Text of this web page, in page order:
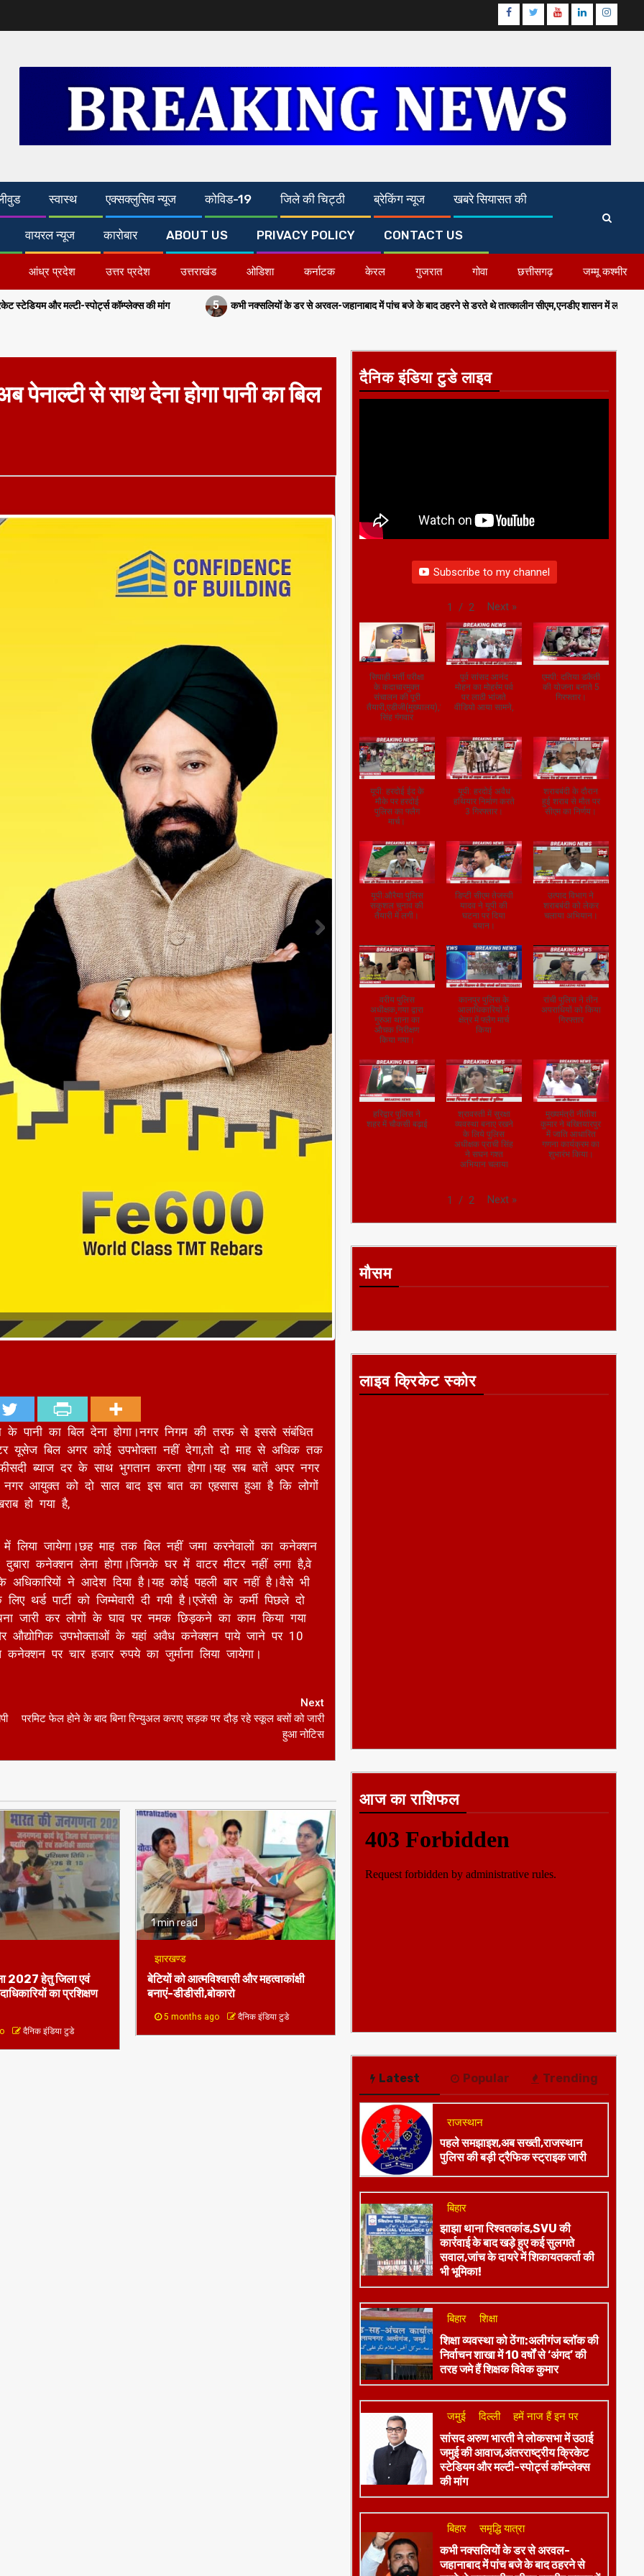
Facebook
TwitterYoutubeLinkedin
स्वास्थ एक्सक्लुसिव न्यूज कोविड-19 जिले की चिट्ठी ब्रेकिंग न्यूज खबरे सियासत की
वायरल न्यूज कारोबार ABOUT US PRIVACY POLICY CONTACT US
आंध्र प्रदेश उत्तर प्रदेश उत्तराखंड ओडिशा कर्नाटक केरल गुजरात गोवा छत्तीसगढ़ जम्मू कश्मीर
कॉम्प्लेक्स की मांग 5 कभी नक्सलियों के डर से अरवल-जहानाबाद में पांच बजे के बाद ठहरने से डरते थे तात्कालीन सीएम,एनडीए शासन में लाल सलाम का हुआ अंत-
पेनाल्टी से साथ देना होगा पानी का बिल
यूसेज बिल अगर कोई उपभोक्ता नहीं देगा,तो दो माह से अधिक तक
ब्याज दर के साथ भुगतान करना होगा।यह सब बातें अपर नगर
आयुक्त को दो साल बाद इस बात का एहसास हुआ है कि लोगों
हो गया है,
जायेगा।छह माह तक बिल नहीं जमा करनेवालों का कनेक्शन
अधिकारियों ने आदेश दिया है।यह कोई पहली बार नहीं है।वैसे भी
पार्टी को जिम्मेवारी दी गयी है।एजेंसी के कर्मी पिछले दो
जारी कर लोगों के घाव पर नमक छिड़कने का काम किया गया
औद्योगिक उपभोक्ताओं के यहां अवैध कनेक्शन पाये जाने पर 10
पर चार हजार रुपये का जुर्माना लिया जायेगा।
2027 हेतु जिला एवं
का प्रशिक्षण
दैनिक इंडिया टुडे
1 min read
झारखण्ड
बेटियों को आत्मविश्वासी और महत्वाकांक्षी
बनाएं-डीडीसी,बोकारो
5 months ago दैनिक इंडिया टुडे
दैनिक इंडिया टुडे लाइव
Subscribe to my channel
1 / 2 Next »
सिपाही भर्ती परीक्षा
के कदाचारमुक्त
संचालन की पूरी
तैयारी,एडीजी(मुख्यालय),जितेंद्र
सिंह गंगवार
पूर्व सांसद आनंद
मोहन का मोहर्रम पर्व
पर लाठी भांजते
वीडियो आया सामने,
एमपी: दतिया डकैती
की योजना बनाते 5
गिरफ्तार।
यूपी: हरदोई ईद के
मौके पर हरदोई
पुलिस का फ्लैग
मार्च।
यूपी: हरदोई अवैध
हथियार निर्माण करते
3 गिरफ्तार।
शराबबंदी के दौरान
हुई शराब से मौत पर
सीएम का निर्णय।
यूपी:औरैया पुलिस
सकुशल चुनाव की
तैयारी में लगी।
डिप्टी सीएम तेजस्वी
यादव ने यूपी की
घटना पर दिया
बयान।
उत्पाद विभाग ने
शराबबंदी को लेकर
चलाया अभियान।
वरीय पुलिस
अधीक्षक,गया द्वारा
गुरुआ थाना का
औचक निरीक्षण
किया गया।
कानपुर पुलिस के
आलाधिकारियों ने
क्षेत्र में फ्लैग मार्च
किया
रांची पुलिस ने तीन
अपराधियों को किया
गिरफ्तार
हरिद्वार पुलिस ने
शहर में चौकसी बढ़ाई
श्रावस्ती में सुरक्षा
व्यवस्था बनाए रखने
के लिये पुलिस
अधीक्षक प्राची सिंह
ने सघन गश्त
अभियान चलाया
मुख्यमंत्री नीतीश
कुमार ने बख्तियारपुर
में जाति आधारित
गणना कार्यक्रम का
शुभारंभ किया।
1 / 2 Next »
मौसम
लाइव क्रिकेट स्कोर
आज का राशिफल
Latest Popular Trending
राजस्थान
पहले समझाइश,अब सख्ती,राजस्थान
पुलिस की बड़ी ट्रैफिक स्ट्राइक जारी
बिहार
झाझा थाना रिश्वतकांड,SVU की
कार्रवाई के बाद खड़े हुए कई सुलगते
सवाल,जांच के दायरे में शिकायतकर्ता की
भी भूमिका!
बिहार शिक्षा
शिक्षा व्यवस्था को ठेंगा:अलीगंज ब्लॉक की
निर्वाचन शाखा में 10 वर्षों से ‘अंगद’ की
तरह जमे हैं शिक्षक विवेक कुमार
जमुई दिल्ली हमें नाज हैं इन पर
​सांसद अरुण भारती ने लोकसभा में उठाई
जमुई की आवाज,अंतरराष्ट्रीय क्रिकेट
स्टेडियम और मल्टी-स्पोर्ट्स कॉम्प्लेक्स
की मांग
बिहार समृद्धि यात्रा
कभी नक्सलियों के डर से अरवल-
जहानाबाद में पांच बजे के बाद ठहरने से